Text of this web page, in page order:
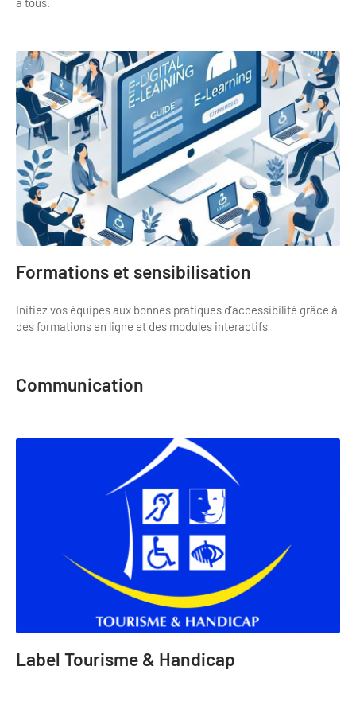
Le Label Villes et Villages Fleuris
L'organisation du label
S'investir dans le label
L'organisation des visites
Remise des Prix
Institutionnels du tourisme
Grands Evènements
Formations et sensibilisation
Initiez vos équipes aux bonnes pratiques d’accessibilité grâce à
des formations en ligne et des modules interactifs
Communication
Label Tourisme & Handicap